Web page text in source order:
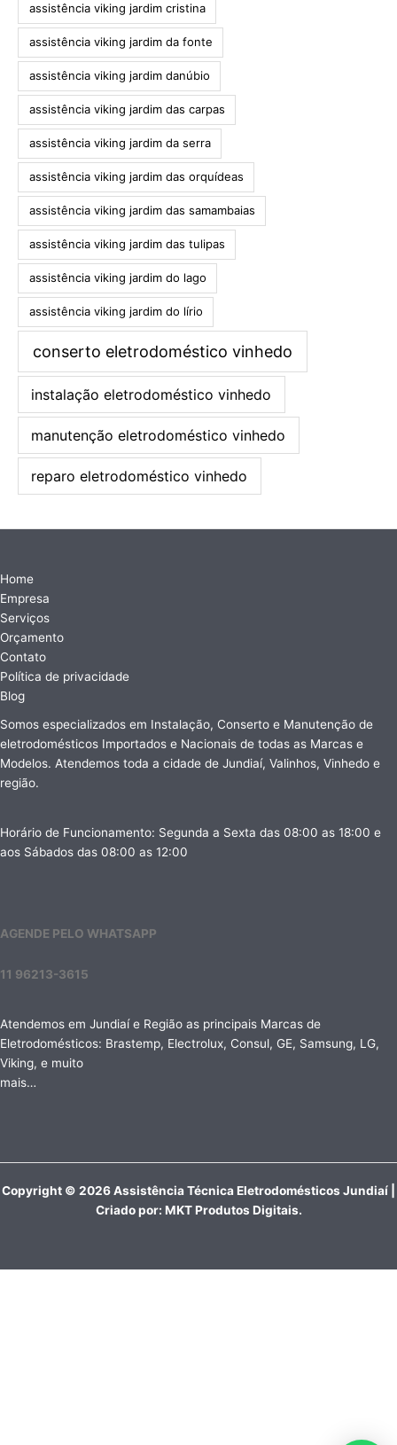
assistência viking jardim cristina
assistência viking jardim da fonte
assistência viking jardim danúbio
assistência viking jardim das carpas
assistência viking jardim da serra
assistência viking jardim das orquídeas
assistência viking jardim das samambaias
assistência viking jardim das tulipas
assistência viking jardim do lago
assistência viking jardim do lírio
conserto eletrodoméstico vinhedo
instalação eletrodoméstico vinhedo
manutenção eletrodoméstico vinhedo
reparo eletrodoméstico vinhedo
Home
Empresa
Serviços
Orçamento
Contato
Política de privacidade
Blog
Somos especializados em Instalação, Conserto e Manutenção de
eletrodomésticos Importados e Nacionais de todas as Marcas e
Modelos. Atendemos toda a cidade de Jundiaí, Valinhos, Vinhedo e
região.
Horário de Funcionamento: Segunda a Sexta das 08:00 as 18:00 e
aos Sábados das 08:00 as 12:00
AGENDE PELO WHATSAPP
11 96213-3615
Atendemos em Jundiaí e Região as principais Marcas de
Eletrodomésticos: Brastemp, Electrolux, Consul, GE, Samsung, LG,
Viking, e muito
mais…
Copyright © 2026 Assistência Técnica Eletrodomésticos Jundiaí |
Criado por: MKT Produtos Digitais.